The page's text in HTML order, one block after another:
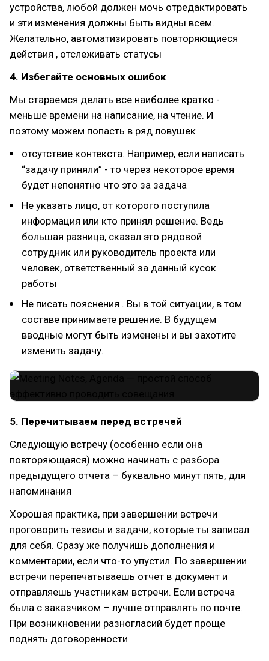
устройства, любой должен мочь отредактировать
и эти изменения должны быть видны всем.
Желательно, автоматизировать повторяющиеся
действия , отслеживать статусы
4. Избегайте основных ошибок
Мы стараемся делать все наиболее кратко -
меньше времени на написание, на чтение. И
поэтому можем попасть в ряд ловушек
отсутствие контекста. Например, если написать
“задачу приняли” - то через некоторое время
будет непонятно что это за задача
Не указать лицо, от которого поступила
информация или кто принял решение. Ведь
большая разница, сказал это рядовой
сотрудник или руководитель проекта или
человек, ответственный за данный кусок
работы
Не писать пояснения . Вы в той ситуации, в том
составе принимаете решение. В будущем
вводные могут быть изменены и вы захотите
изменить задачу.
5. Перечитываем перед встречей
Следующую встречу (особенно если она
повторяющаяся) можно начинать с разбора
предыдущего отчета – буквально минут пять, для
напоминания
Хорошая практика, при завершении встречи
проговорить тезисы и задачи, которые ты записал
для себя. Сразу же получишь дополнения и
комментарии, если что-то упустил. По завершении
встречи перепечатываешь отчет в документ и
отправляешь участникам встречи. Если встреча
была с заказчиком – лучше отправлять по почте.
При возникновении разногласий будет проще
поднять договоренности